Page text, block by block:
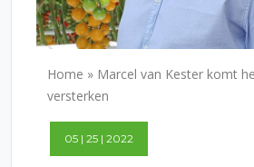
Home » Marcel van Kester komt
versterken
05 | 25 | 2022